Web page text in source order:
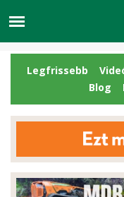
Legfrissebb
Blog